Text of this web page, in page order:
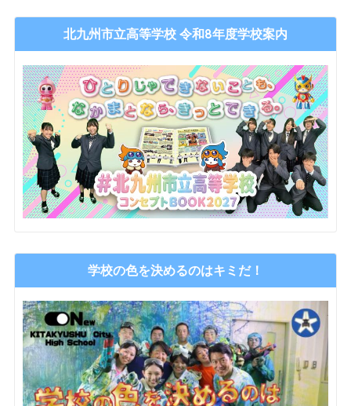
北九州市立高等学校 令和8年度学校案内
学校の色を決めるのはキミだ！